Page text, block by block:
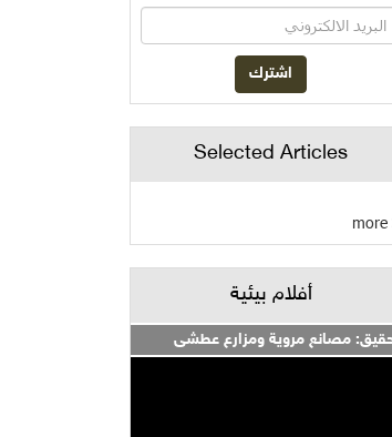
Selected Articles
أفلام بيئية
مصانع مروية ومزارع عطشى